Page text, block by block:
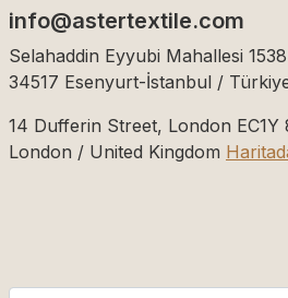
info@astertextile.com
Selahaddin Eyyubi Mahallesi
34517 Esenyurt-İstanbul /
14 Dufferin Street, London EC1Y
London / United Kingdom